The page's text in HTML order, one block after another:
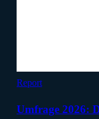
Report
Umfrage 2026: